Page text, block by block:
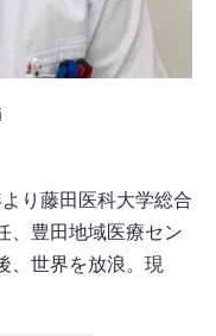
り藤田医科大学総合
、豊田地域医療セン
、世界を放浪。現